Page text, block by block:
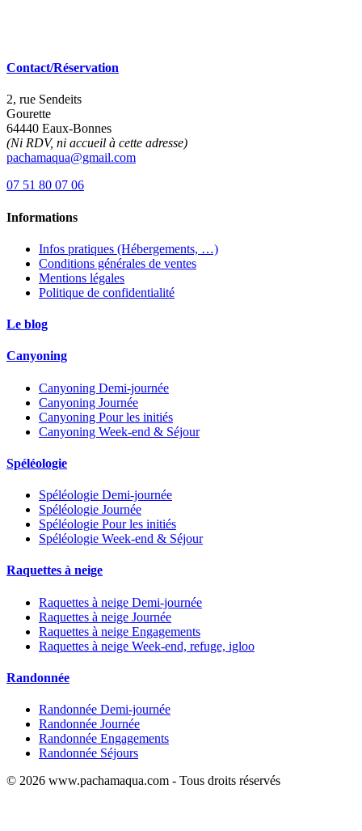
Contact/Réservation
2, rue Sendeits
Gourette
64440 Eaux-Bonnes
(Ni RDV, ni accueil à cette adresse)
pachamaqua@gmail.com
07 51 80 07 06
Informations
Infos pratiques (Hébergements, …)
Conditions générales de ventes
Mentions légales
Politique de confidentialité
Le blog
Canyoning
Canyoning Demi-journée
Canyoning Journée
Canyoning Pour les initiés
Canyoning Week-end & Séjour
Spéléologie
Spéléologie Demi-journée
Spéléologie Journée
Spéléologie Pour les initiés
Spéléologie Week-end & Séjour
Raquettes à neige
Raquettes à neige Demi-journée
Raquettes à neige Journée
Raquettes à neige Engagements
Raquettes à neige Week-end, refuge, igloo
Randonnée
Randonnée Demi-journée
Randonnée Journée
Randonnée Engagements
Randonnée Séjours
© 2026 www.pachamaqua.com - Tous droits réservés